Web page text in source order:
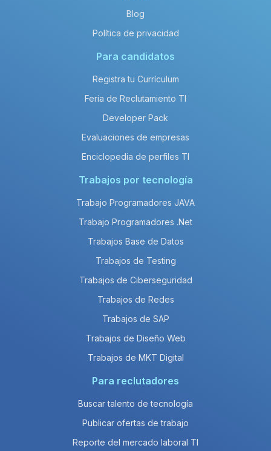
Blog
Política de privacidad
Para candidatos
Registra tu Currículum
Feria de Reclutamiento TI
Developer Pack
Evaluaciones de empresas
Enciclopedia de perfiles TI
Trabajos por tecnología
Trabajo Programadores JAVA
Trabajo Programadores .Net
Trabajos Base de Datos
Trabajos de Testing
Trabajos de Ciberseguridad
Trabajos de Redes
Trabajos de SAP
Trabajos de Diseño Web
Trabajos de MKT Digital
Para reclutadores
Buscar talento de tecnología
Publicar ofertas de trabajo
Reporte del mercado laboral TI